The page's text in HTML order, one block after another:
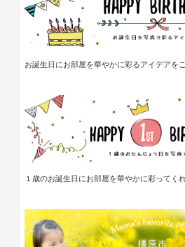
お誕生日にお部屋を華やかに彩るアイデアを
１歳のお誕生日にお部屋を華やかに彩ってく